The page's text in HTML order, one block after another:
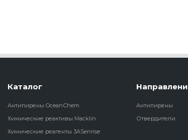
Каталог
Антипирены OceanСhem
Химические реактивы Macklin
Химические реагенты 3ASenrise
Антипирены
Отвердители